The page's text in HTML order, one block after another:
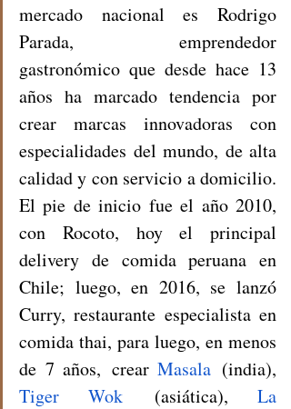
mercado nacional es Rodrigo
Parada, emprendedor
gastronómico que desde hace 13
años ha marcado tendencia por
crear marcas innovadoras con
especialidades del mundo, de alta
calidad y con servicio a domicilio.
El pie de inicio fue el año 2010,
con Rocoto, hoy el principal
delivery de comida peruana en
Chile; luego, en 2016, se lanzó
Curry, restaurante especialista en
comida thai, para luego, en menos
de 7 años, crear Masala
Tiger Wok (asiática), La